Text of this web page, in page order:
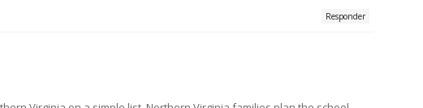
Responder